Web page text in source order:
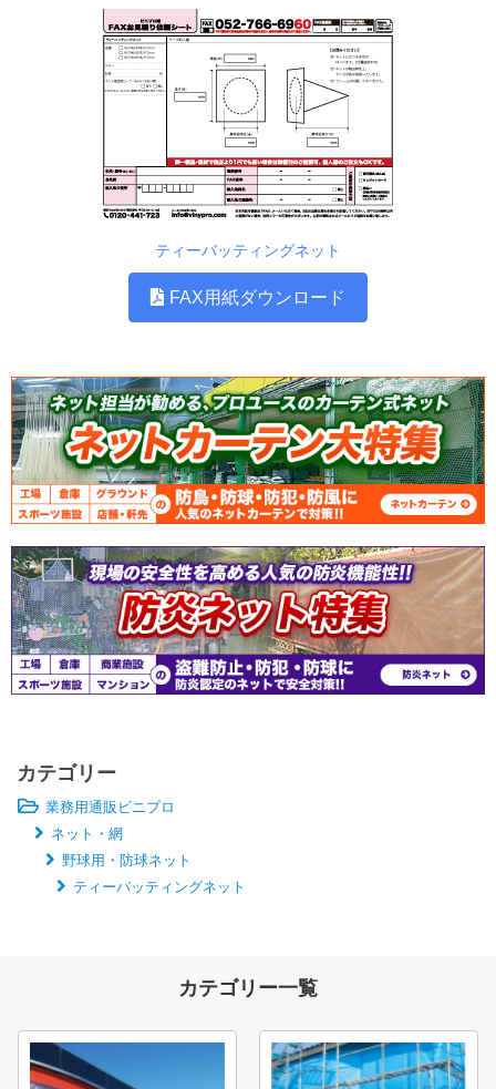
ティーバッティングネット
FAX用紙ダウンロード
カテゴリー
業務用通販ビニプロ
ネット・網
野球用・防球ネット
ティーバッティングネット
カテゴリー一覧